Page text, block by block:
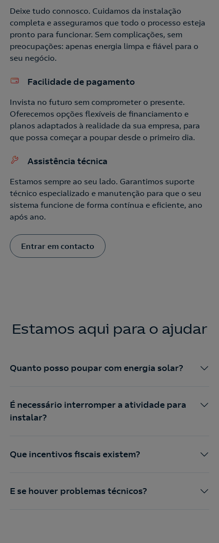
Contacte-nos
Contacte-nos para novas contratações
Acepto lapolítica de protección de datos.
Deixe tudo connosco. Cuidamos da instalação
completa e asseguramos que todo o processo esteja
pronto para funcionar. Sem complicações, sem
preocupações: apenas energia limpa e fiável para o
seu negócio.
Facilidade de pagamento
Invista no futuro sem comprometer o presente.
Oferecemos opções flexíveis de financiamento e
planos adaptados à realidade da sua empresa, para
que possa começar a poupar desde o primeiro dia.
Assistência técnica
Estamos sempre ao seu lado. Garantimos suporte
técnico especializado e manutenção para que o seu
sistema funcione de forma contínua e eficiente, ano
após ano.
Entrar em contacto
Estamos aqui para o ajudar
Quanto posso poupar com energia solar?
É necessário interromper a atividade para
instalar?
Que incentivos fiscais existem?
E se houver problemas técnicos?